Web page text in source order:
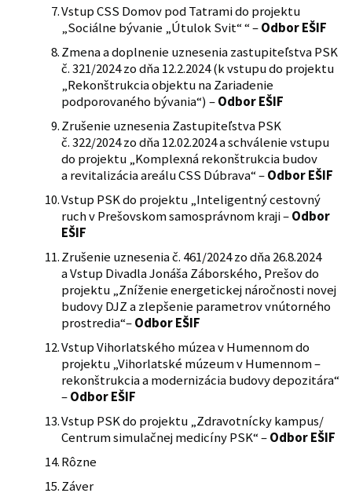
Vstup CSS Domov pod Tatrami do projektu
„Sociálne bývanie „Útulok Svit“ “ –Odbor EŠIF
Zmena a doplnenie uznesenia zastupiteľstva PSK
č. 321/2024 zo dňa 12.2.2024 (k vstupu do projektu
„Rekonštrukcia objektu na Zariadenie
podporovaného bývania“) –Odbor EŠIF
Zrušenie uznesenia Zastupiteľstva PSK
č. 322/2024 zo dňa 12.02.2024 a schválenie vstupu
do projektu „Komplexná rekonštrukcia budov
a revitalizácia areálu CSS Dúbrava“ –Odbor EŠIF
Vstup PSK do projektu „Inteligentný cestovný
ruch v Prešovskom samosprávnom kraji –Odbor
EŠIF
Zrušenie uznesenia č. 461/2024 zo dňa 26.8.2024
a Vstup Divadla Jonáša Záborského, Prešov do
projektu „Zníženie energetickej náročnosti novej
budovy DJZ a zlepšenie parametrov vnútorného
prostredia“–Odbor EŠIF
Vstup Vihorlatského múzea v Humennom do
projektu „Vihorlatské múzeum v Humennom –
rekonštrukcia a modernizácia budovy depozitára“
–Odbor EŠIF
Vstup PSK do projektu „Zdravotnícky kampus/
Centrum simulačnej medicíny PSK“ –Odbor EŠIF
Rôzne
Záver